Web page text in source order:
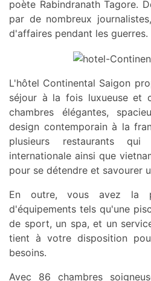
poète Rabindranath Tagore.
par de nombreux
d'affaires pendant les guerres.
L'hôtel Continental Saigon
séjour à la fois luxueuse et
chambres élégantes,
design contemporain à la
plusieurs restaurants
internationale ainsi que
pour se détendre et savourer
En outre, vous avez la
d'équipements tels qu'une
de sport, un spa, et un
tient à votre disposition
besoins.
Avec 86 chambres